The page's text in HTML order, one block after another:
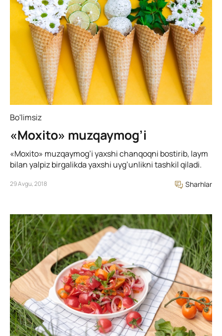
Bo'limsiz
«Moxito» muzqaymog’i
«Moxito» muzqaymog’i yaxshi chanqoqni bostirib, laym
bilan yalpiz birgalikda yaxshi uyg’unlikni tashkil qiladi.
29 Avgu, 2018 Sharhlar